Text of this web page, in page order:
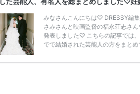
みなさんこんにちは♡ DRESSY編
さみさんと映画監督の福永荘志さ
発表しました♡ こちらの記事では
でで結婚された芸能人の方をまと
きます◎ ぜひcheckしてください